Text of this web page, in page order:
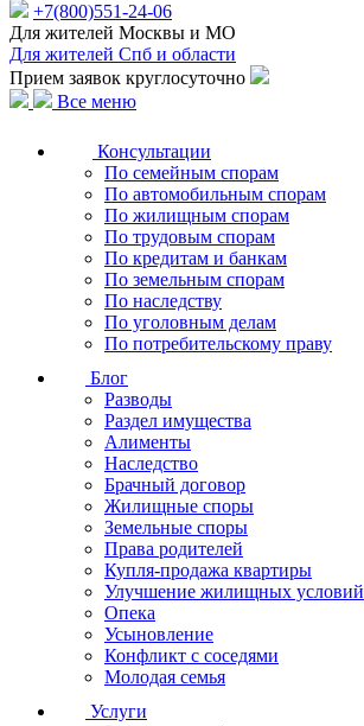
+7(800)551-24-06
Для жителей Москвы и МО
Для жителей Спб и области
Прием заявок круглосуточно
Все меню
Консультации
По семейным спорам
По автомобильным спорам
По жилищным спорам
По трудовым спорам
По кредитам и банкам
По земельным спорам
По наследству
По уголовным делам
По потребительскому праву
Блог
Разводы
Раздел имущества
Алименты
Наследство
Брачный договор
Жилищные споры
Земельные споры
Права родителей
Купля-продажа квартиры
Улучшение жилищных условий
Опека
Усыновление
Конфликт с соседями
Молодая семья
Услуги